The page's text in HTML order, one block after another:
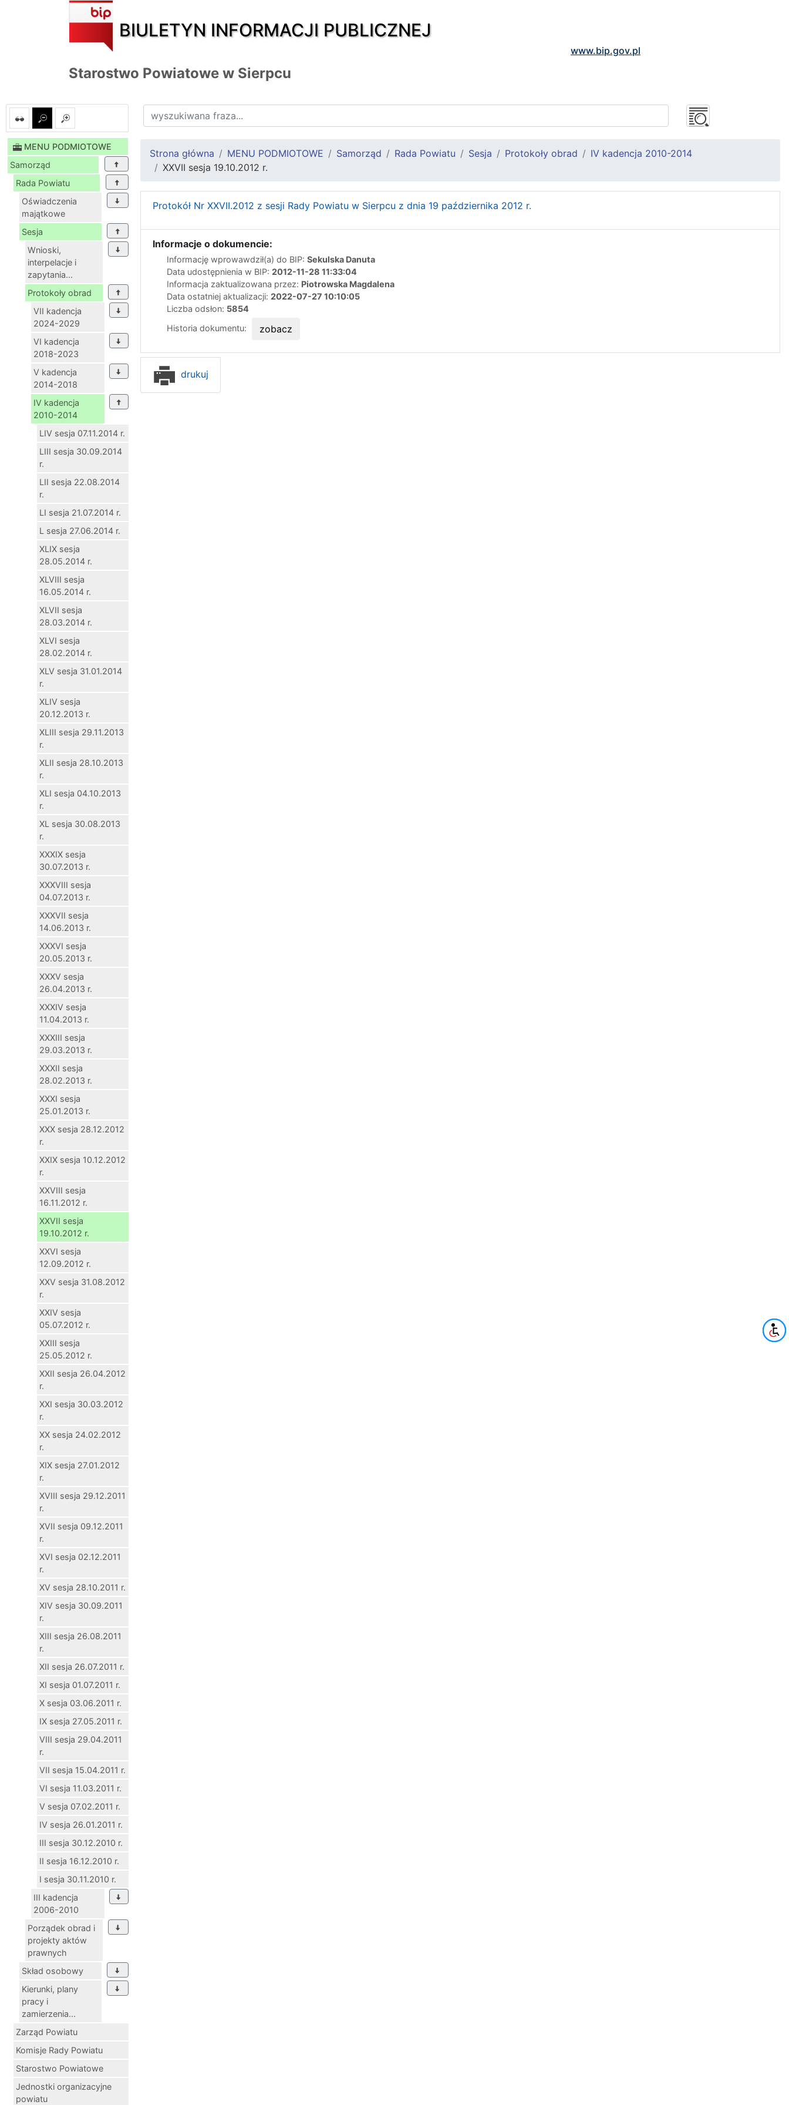
BIULETYN INFORMACJI PUBLICZNEJ
www.bip.gov.pl
Starostwo Powiatowe w Sierpcu
MENU PODMIOTOWE
Samorząd
Rada Powiatu
Oświadczenia
majątkowe
Sesja
Wnioski,
interpelacje i
zapytania...
Protokoły obrad
VII kadencja
2024-2029
VI kadencja
2018-2023
V kadencja
2014-2018
IV kadencja
2010-2014
LIV sesja 07.11.2014 r.
LIII sesja 30.09.2014
r.
LII sesja 22.08.2014
r.
LI sesja 21.07.2014 r.
L sesja 27.06.2014 r.
XLIX sesja
28.05.2014 r.
XLVIII sesja
16.05.2014 r.
XLVII sesja
28.03.2014 r.
XLVI sesja
28.02.2014 r.
XLV sesja 31.01.2014
r.
XLIV sesja
20.12.2013 r.
XLIII sesja 29.11.2013
r.
XLII sesja 28.10.2013
r.
XLI sesja 04.10.2013
r.
XL sesja 30.08.2013
r.
XXXIX sesja
30.07.2013 r.
XXXVIII sesja
04.07.2013 r.
XXXVII sesja
14.06.2013 r.
XXXVI sesja
20.05.2013 r.
XXXV sesja
26.04.2013 r.
XXXIV sesja
11.04.2013 r.
XXXIII sesja
29.03.2013 r.
XXXII sesja
28.02.2013 r.
XXXI sesja
25.01.2013 r.
XXX sesja 28.12.2012
r.
XXIX sesja 10.12.2012
r.
XXVIII sesja
16.11.2012 r.
XXVII sesja
19.10.2012 r.
XXVI sesja
12.09.2012 r.
XXV sesja 31.08.2012
r.
XXIV sesja
05.07.2012 r.
XXIII sesja
25.05.2012 r.
XXII sesja 26.04.2012
r.
XXI sesja 30.03.2012
r.
XX sesja 24.02.2012
r.
XIX sesja 27.01.2012
r.
XVIII sesja 29.12.2011
r.
XVII sesja 09.12.2011
r.
XVI sesja 02.12.2011
r.
XV sesja 28.10.2011 r.
XIV sesja 30.09.2011
r.
XIII sesja 26.08.2011
r.
XII sesja 26.07.2011 r.
XI sesja 01.07.2011 r.
X sesja 03.06.2011 r.
IX sesja 27.05.2011 r.
VIII sesja 29.04.2011
r.
VII sesja 15.04.2011 r.
VI sesja 11.03.2011 r.
V sesja 07.02.2011 r.
IV sesja 26.01.2011 r.
III sesja 30.12.2010 r.
II sesja 16.12.2010 r.
I sesja 30.11.2010 r.
III kadencja
2006-2010
Porządek obrad i
projekty aktów
prawnych
Skład osobowy
Kierunki, plany
pracy i
zamierzenia...
Zarząd Powiatu
Komisje Rady Powiatu
Starostwo Powiatowe
Jednostki organizacyjne
powiatu
Strona główna MENU PODMIOTOWE Samorząd Rada Powiatu Sesja Protokoły obrad
IV kadencja 2010-2014
XXVII sesja 19.10.2012 r.
Protokół Nr XXVII.2012 z sesji Rady Powiatu w Sierpcu z dnia 19 października 2012 r.
Informacje o dokumencie:
Informację wprowawdził(a) do BIP: Sekulska Danuta
Data udostępnienia w BIP: 2012-11-28 11:33:04
Informacja zaktualizowana przez: Piotrowska Magdalena
Data ostatniej aktualizacji: 2022-07-27 10:10:05
Liczba odsłon: 5854
Historia dokumentu:
zobacz
drukuj